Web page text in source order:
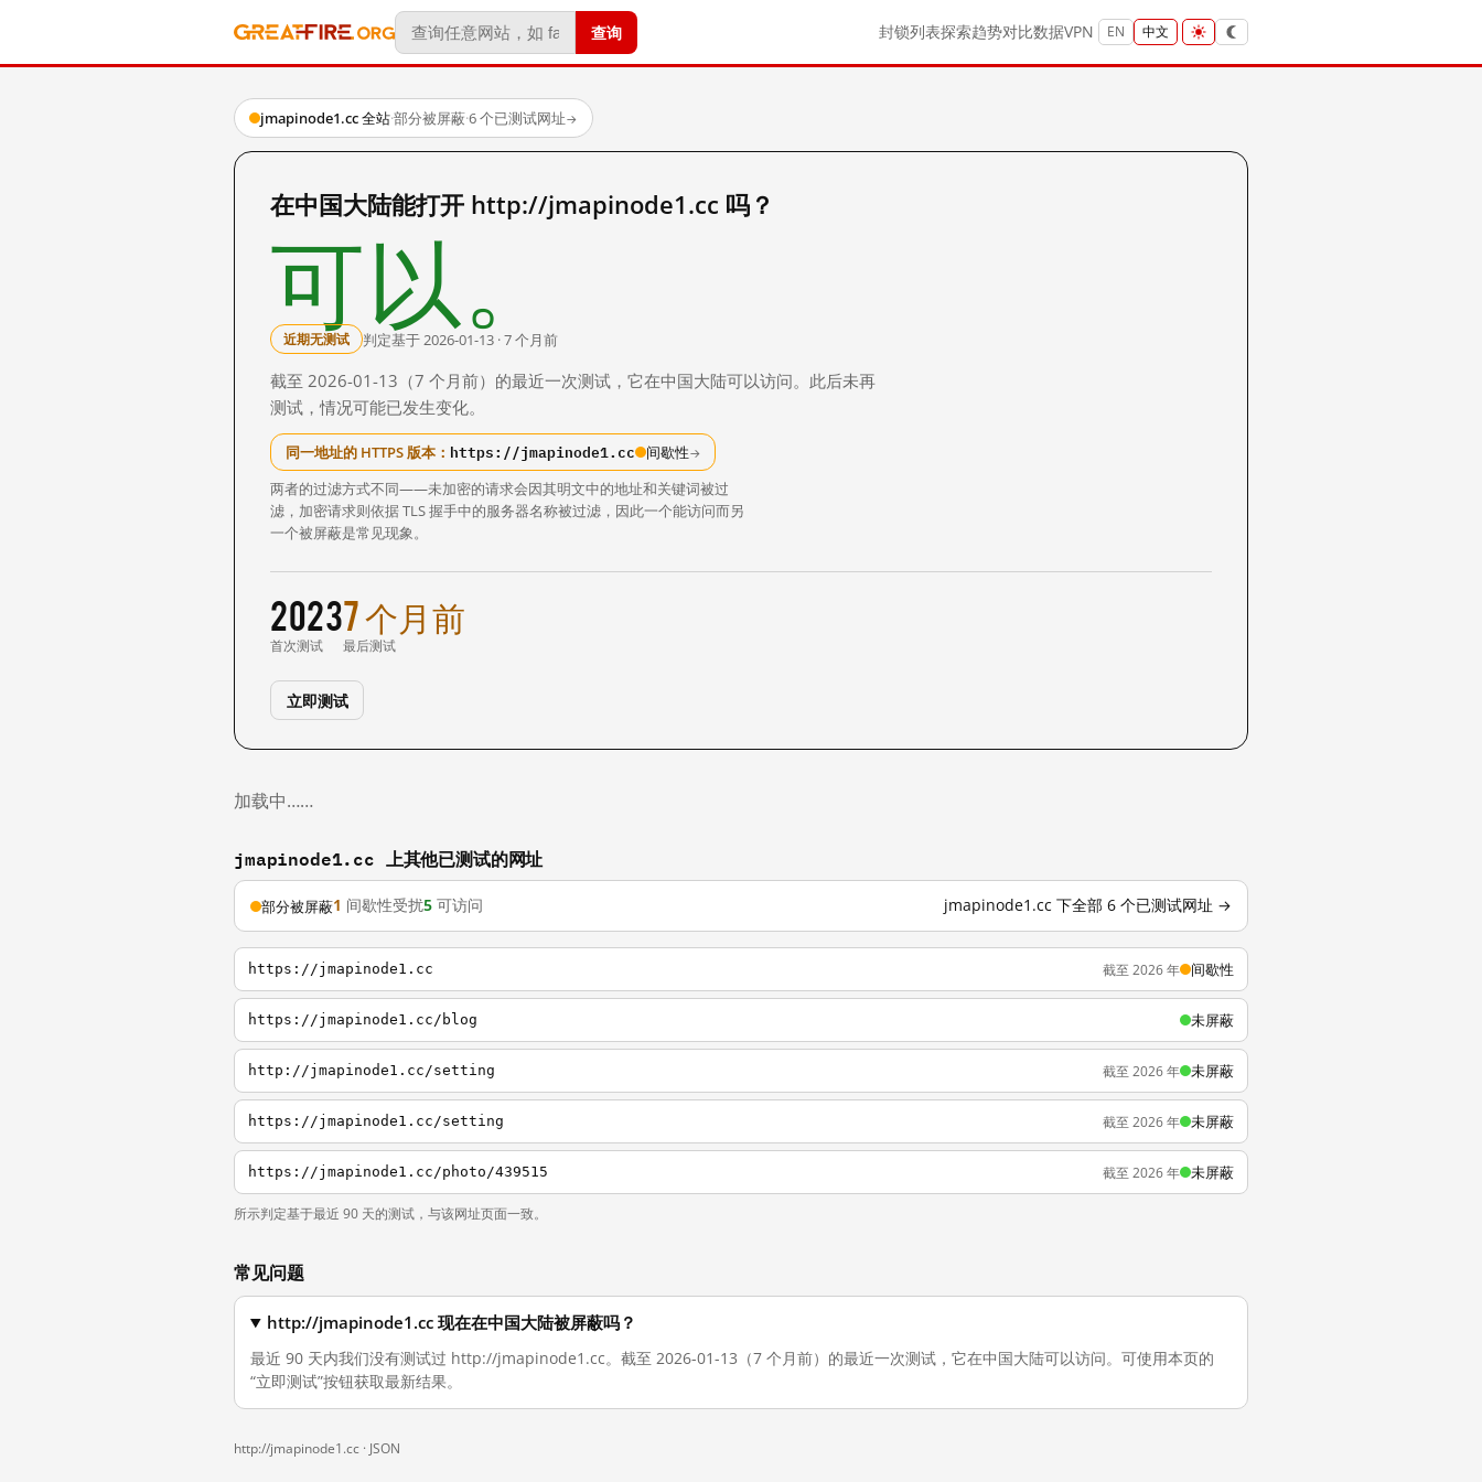
查询 封锁列表探索趋势对比数据VPN EN 中文
jmapinode1.cc 全站·部分被屏蔽·6 个已测试网址→
在中国大陆能打开 http://jmapinode1.cc 吗？
可以。
近期无测试 判定基于 2026-01-13 · 7 个月前
截至 2026-01-13（7 个月前）的最近一次测试，它在中国大陆可以访问。此后未再
测试，情况可能已发生变化。
同一地址的 HTTPS 版本： https://jmapinode1.cc 间歇性→
两者的过滤方式不同——未加密的请求会因其明文中的地址和关键词被过
滤，加密请求则依据 TLS 握手中的服务器名称被过滤，因此一个能访问而另
一个被屏蔽是常见现象。
2023
首次测试
7 个月前
最后测试
立即测试
加载中……
jmapinode1.cc 上其他已测试的网址
部分被屏蔽1 间歇性受扰5 可访问 jmapinode1.cc 下全部 6 个已测试网址 →
https://jmapinode1.cc 截至 2026 年 间歇性
https://jmapinode1.cc/blog 未屏蔽
http://jmapinode1.cc/setting 截至 2026 年 未屏蔽
https://jmapinode1.cc/setting 截至 2026 年 未屏蔽
https://jmapinode1.cc/photo/439515 截至 2026 年 未屏蔽
所示判定基于最近 90 天的测试，与该网址页面一致。
常见问题
http://jmapinode1.cc 现在在中国大陆被屏蔽吗？
最近 90 天内我们没有测试过 http://jmapinode1.cc。截至 2026-01-13（7 个月前）的最近一次测试，它在中国大陆可以访问。可使用本页的
“立即测试”按钮获取最新结果。
http://jmapinode1.cc · JSON